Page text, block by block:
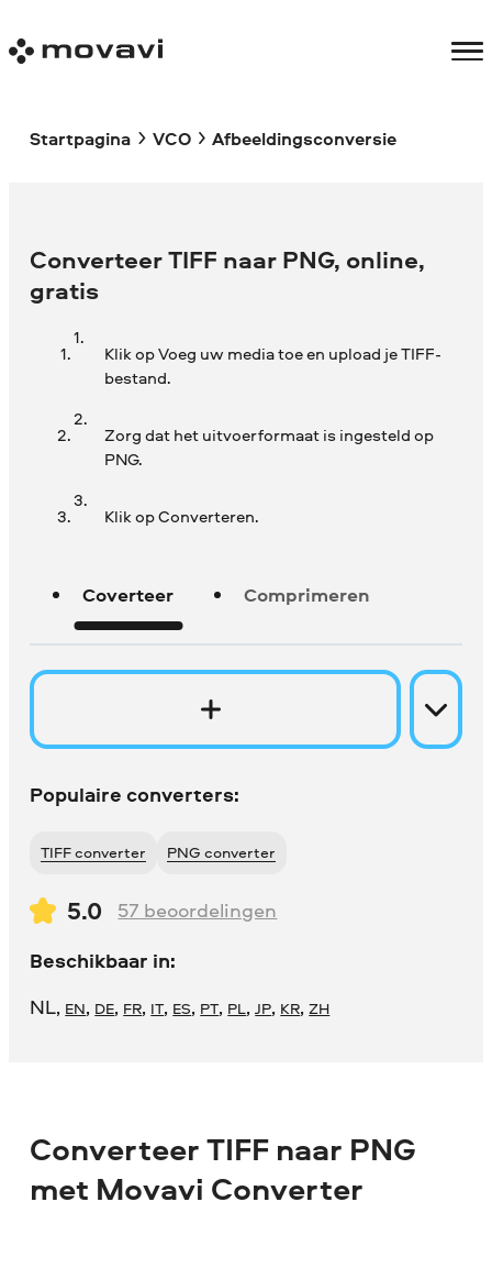
Startpagina VCO Afbeeldingsconversie
Converteer TIFF naar PNG, online,
gratis
Klik op Voeg uw media toe en upload je TIFF-
bestand.
Zorg dat het uitvoerformaat is ingesteld op
PNG.
Klik op Converteren.
Coverteer Comprimeren
Populaire converters:
TIFF converter PNG converter
5.0 57 beoordelingen
Beschikbaar in:
NL, EN, DE, FR, IT, ES, PT, PL,JP, KR,ZH
Converteer TIFF naar PNG
met Movavi Converter